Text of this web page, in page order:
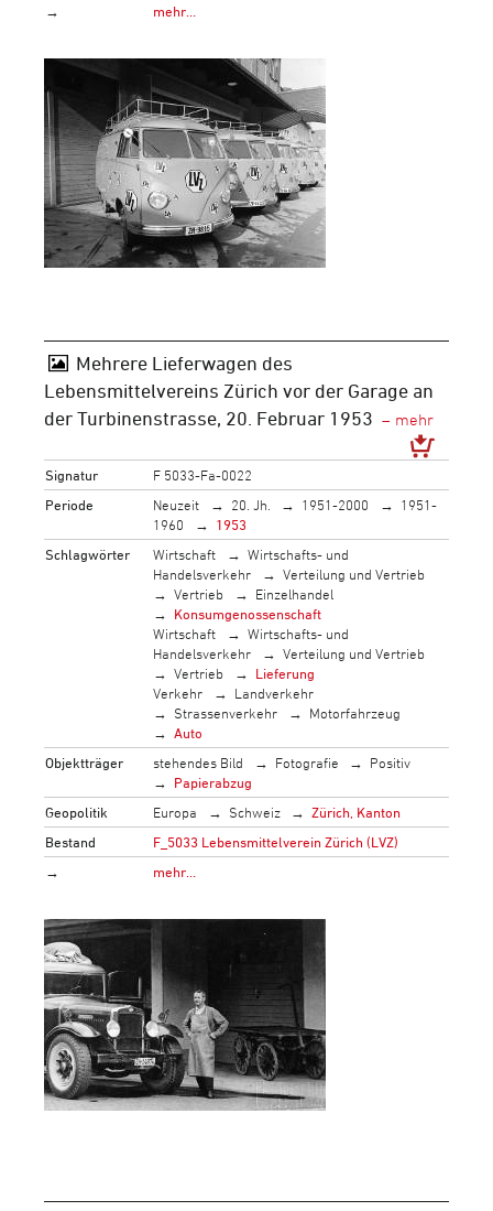
→
mehr…
Mehrere Lieferwagen des
Lebensmittelvereins Zürich vor der Garage an
der Turbinenstrasse, 20. Februar 1953
Signatur
F 5033-Fa-0022
Periode
Neuzeit 20. Jh. 1951-2000
1951-
1960
1953
Schlagwörter
Wirtschaft
Wirtschafts- und
Handelsverkehr
Verteilung und Vertrieb
Vertrieb
Einzelhandel
Konsumgenossenschaft
Wirtschaft
Wirtschafts- und
Handelsverkehr
Verteilung und Vertrieb
Vertrieb
Lieferung
Verkehr
Landverkehr
Strassenverkehr
Motorfahrzeug
Auto
Objektträger
stehendes Bild Fotografie
Positiv
Papierabzug
Geopolitik
Europa Schweiz
Zürich, Kanton
Bestand
F_5033 Lebensmittelverein Zürich (LVZ)
→
mehr…